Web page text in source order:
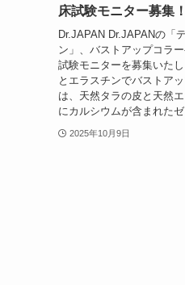
床試験モニター募集！
Dr.JAPAN Dr.JAPANの「
ン」、バストアップコラ
試験モニターを募集いた
とエラスチンでバストア
は、天然タラの皮と天然
にカルシウムが含まれた
2025年10月9日